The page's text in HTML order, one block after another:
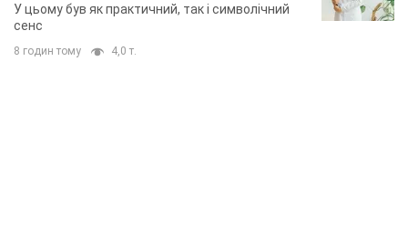
У цьому був як практичний, так і символічний
сенс
8 годин тому 4,0 т.